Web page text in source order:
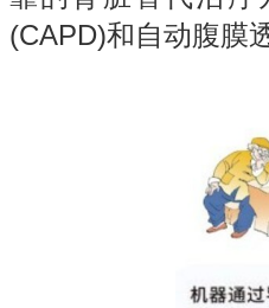
(CAPD)和自动腹膜